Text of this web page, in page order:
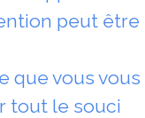
peut être
que vous vous
tout le souci